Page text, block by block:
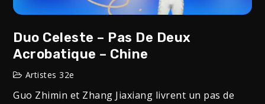
Duo Celeste – Pas De Deux
Acrobatique – Chine
Artistes 32e
Guo Zhimin et Zhang Jiaxiang livrent un pas de